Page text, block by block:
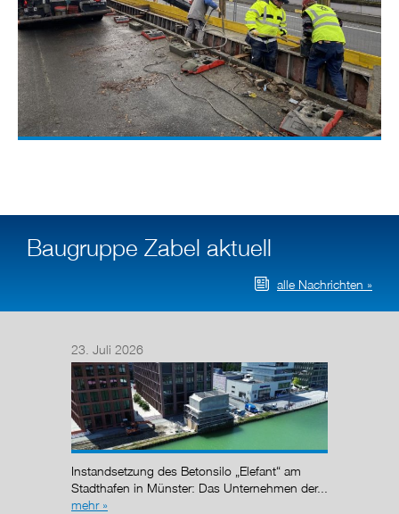
Baugruppe Zabel aktuell
alle Nachrichten »
23. Juli 2026
Instandsetzung des Betonsilo „Elefant“ am
Stadthafen in Münster: Das Unternehmen der...
mehr »